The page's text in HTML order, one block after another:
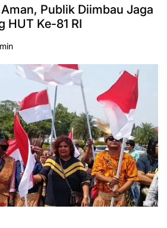
Publik Diimbau Jaga
HUT Ke-81 RI